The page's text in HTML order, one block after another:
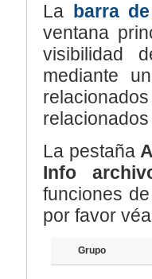
La barra
ventana
visibilidad
mediante
La pestaña
Info
funciones
por favor
Grupo